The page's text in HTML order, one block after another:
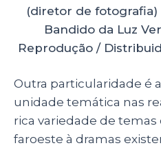
(diretor de fotografia)
Bandido da Luz
Reprodução /
Outra particularidade é
unidade temática nas
rica variedade de
faroeste à dramas